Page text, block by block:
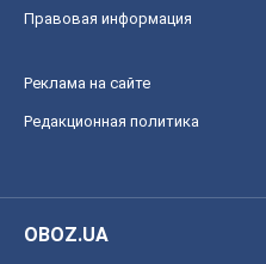
Правовая информация
Реклама на сайте
Редакционная политика
OBOZ.UA